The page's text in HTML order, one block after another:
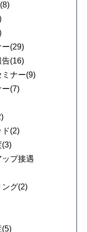
ー(29)
告(16)
ナー(9)
ー(7)
ド(2)
(3)
プ接遇
グ(2)
(5)